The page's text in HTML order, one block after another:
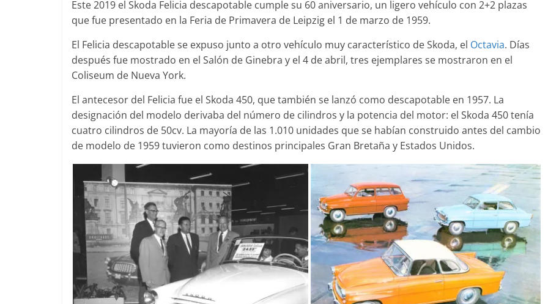
Este 2019 el Skoda Felicia descapotable cumple su 60 aniversario, un ligero vehículo con 2+2 plazas
que fue presentado en la Feria de Primavera de Leipzig el 1 de marzo de 1959.
El Felicia descapotable se expuso junto a otro vehículo muy característico de Skoda, el Octavia. Días
después fue mostrado en el Salón de Ginebra y el 4 de abril, tres ejemplares se mostraron en el
Coliseum de Nueva York.
El antecesor del Felicia fue el Skoda 450, que también se lanzó como descapotable en 1957. La
designación del modelo derivaba del número de cilindros y la potencia del motor: el Skoda 450 tenía
cuatro cilindros de 50cv. La mayoría de las 1.010 unidades que se habían construido antes del cambio
de modelo de 1959 tuvieron como destinos principales Gran Bretaña y Estados Unidos.
Clase S Coupé W140: 30
años de uno de los
Mercedes-Benz más caros
31 de enero de 2022 mospotter84
Audi RS6: 20 años de
deportividad
25 de julio de 2022 mospotter84
Seguridad
Llamada a revisión en
Mercedes Clase A fabricados
entre 2017-2019
4 de septiembre de 2020
mospotter84
0
Seguridad
50 años del Mercedes-
ESF 13: un experimento
seguridad
31 de mayo de 2022 mospotter84